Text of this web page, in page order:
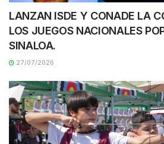
LANZAN ISDE Y CONADE LA
LOS JUEGOS NACIONALES
SINALOA.
27/07/2026